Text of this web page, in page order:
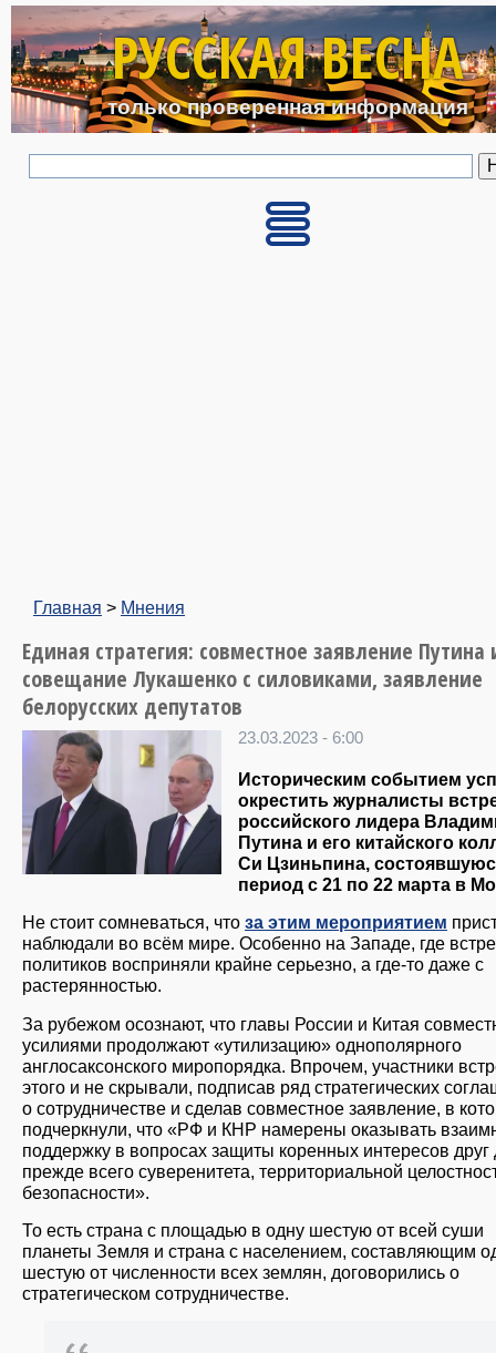
Перейти к основному
РУССКАЯ ВЕСНА
только проверенная информация
Главная > Мнения
Единая стратегия: совместное заявление Путина
совещание Лукашенко с силовиками, заявление
белорусских депутатов
23.03.2023 - 6:00
Историческим событием
окрестить журналисты
российского лидера
Путина и его китайского
Си Цзиньпина,
период с 21 по 22 марта в
Не стоит сомневаться, что за этим мероприятием
наблюдали во всём мире. Особенно на Западе, где
политиков восприняли крайне серьезно, а где-то даже с
растерянностью.
За рубежом осознают, что главы России и Китая
усилиями продолжают «утилизацию» однополярного
англосаксонского миропорядка. Впрочем, участники
этого и не скрывали, подписав ряд стратегических
о сотрудничестве и сделав совместное заявление, в
подчеркнули, что «РФ и КНР намерены оказывать
поддержку в вопросах защиты коренных интересов друг
прежде всего суверенитета, территориальной
безопасности».
То есть страна с площадью в одну шестую от всей суши
планеты Земля и страна с населением, составляющим
шестую от численности всех землян, договорились о
стратегическом сотрудничестве.